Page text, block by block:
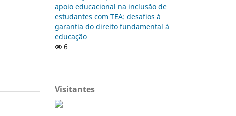
apoio educacional na inclusão de
estudantes com TEA: desafios à
garantia do direito fundamental à
educação
6
Visitantes